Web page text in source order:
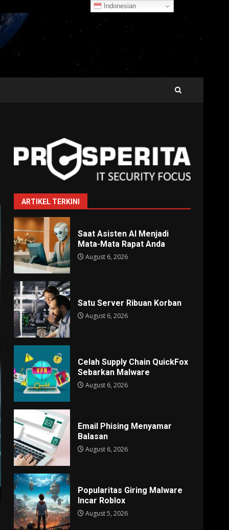
ARTIKEL TERKINI
Saat Asisten AI Menjadi
Mata-Mata Rapat Anda
August 6, 2026
Satu Server Ribuan Korban
August 6, 2026
Celah Supply Chain QuickFox
Sebarkan Malware
August 6, 2026
Email Phising Menyamar
Balasan
August 6, 2026
Popularitas Giring Malware
Incar Roblox
August 5, 2026
Indonesian